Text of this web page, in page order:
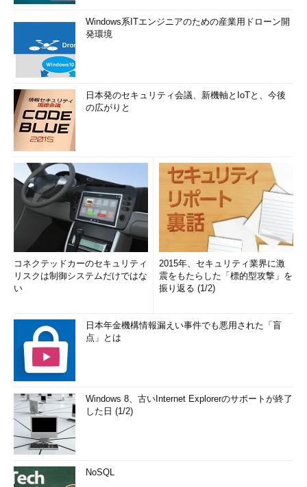
Windows系ITエンジニアのための産業用ドローン開
発環境
日本発のセキュリティ会議、新機軸とIoTと、今後
の広がりと
コネクテッドカーのセキュリティ
リスクは制御システムだけではな
い
2015年、セキュリティ業界に激
震をもたらした「標的型攻撃」を
振り返る (1/2)
日本年金機構情報漏えい事件でも悪用された「盲
点」とは
Windows 8、古いInternet Explorerのサポートが終了
した日 (1/2)
NoSQL